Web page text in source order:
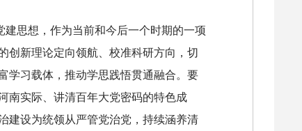
思想，作为当前和今后一个时期的一项
创新理论定向领航、校准科研方向，切
学习载体，推动学思践悟贯通融合。要
南实际、讲清百年大党密码的特色成
建设为统领从严管党治党，持续涵养清